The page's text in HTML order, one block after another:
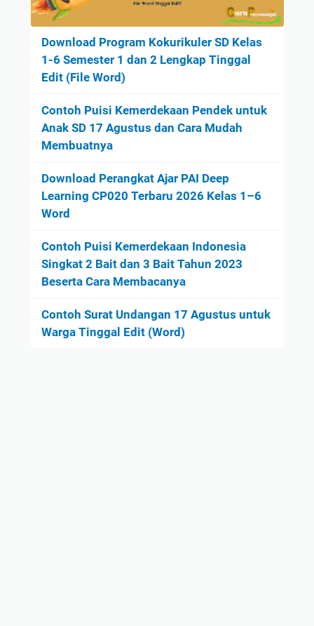
Download Program Kokurikuler SD Kelas
1-6 Semester 1 dan 2 Lengkap Tinggal
Edit (File Word)
Contoh Puisi Kemerdekaan Pendek untuk
Anak SD 17 Agustus dan Cara Mudah
Membuatnya
Download Perangkat Ajar PAI Deep
Learning CP020 Terbaru 2026 Kelas 1–6
Word
Contoh Puisi Kemerdekaan Indonesia
Singkat 2 Bait dan 3 Bait Tahun 2023
Beserta Cara Membacanya
Contoh Surat Undangan 17 Agustus untuk
Warga Tinggal Edit (Word)